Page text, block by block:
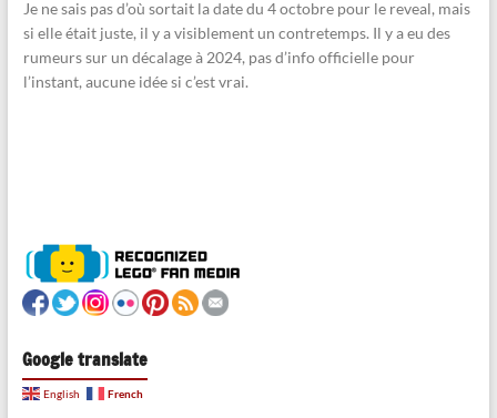
Je ne sais pas d’où sortait la date du 4 octobre pour le reveal, mais
si elle était juste, il y a visiblement un contretemps. Il y a eu des
rumeurs sur un décalage à 2024, pas d’info officielle pour
l’instant, aucune idée si c’est vrai.
Google translate
English French